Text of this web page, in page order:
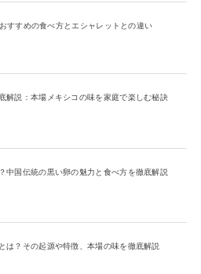
すすめの食べ方とエシャレットとの違い
解説：本場メキシコの味を家庭で楽しむ秘訣
中国伝統の黒い卵の魅力と食べ方を徹底解説
は？その起源や特徴、本場の味を徹底解説